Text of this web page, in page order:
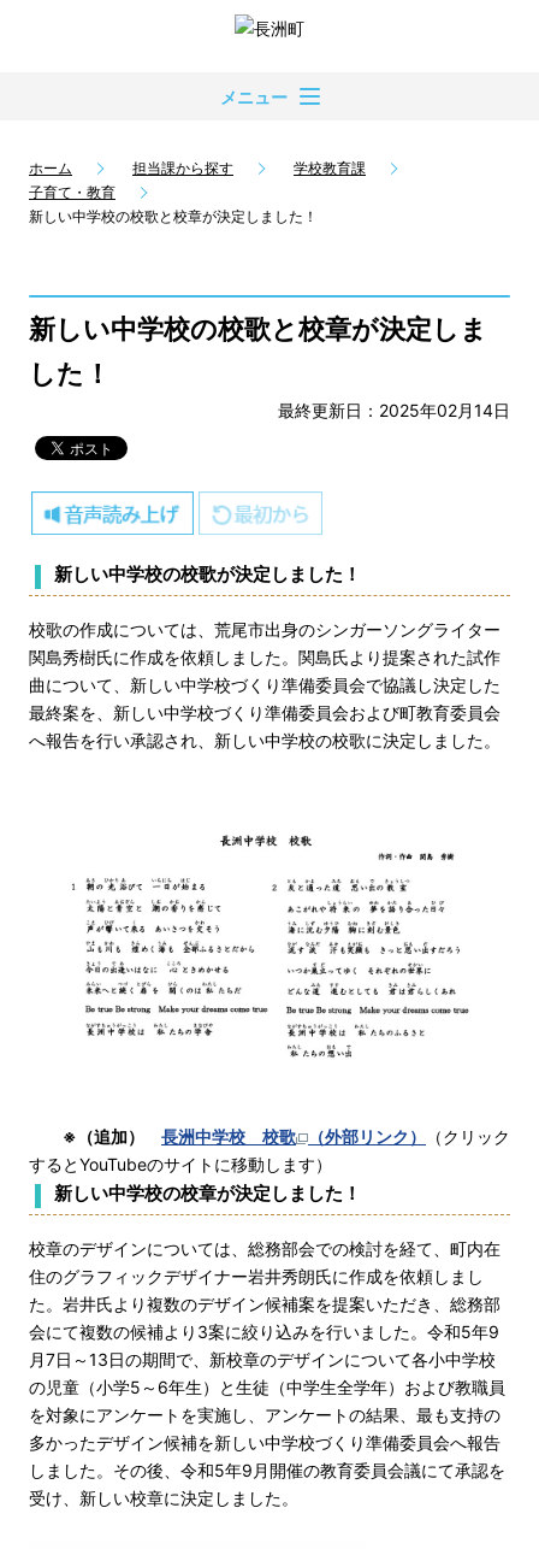
メニュー
ホーム 担当課から探す
学校教育課
子育て・教育
新しい中学校の校歌と校章が決定しました！
新しい中学校の校歌と校章が決定しま
した！
最終更新日：2025年02月14日
新しい中学校の校歌が決定しました！
校歌の作成については、荒尾市出身のシンガーソングライター
関島秀樹氏に作成を依頼しました。関島氏より提案された試作
曲について、新しい中学校づくり準備委員会で協議し決定した
最終案を、新しい中学校づくり準備委員会および町教育委員会
へ報告を行い承認され、新しい中学校の校歌に決定しました。
※（追加） 長洲中学校 校歌 （外部リンク）
（クリック
するとYouTubeのサイトに移動します）
新しい中学校の校章が決定しました！
校章のデザインについては、総務部会での検討を経て、町内在
住のグラフィックデザイナー岩井秀朗氏に作成を依頼しまし
た。岩井氏より複数のデザイン候補案を提案いただき、総務部
会にて複数の候補より3案に絞り込みを行いました。令和5年9
月7日～13日の期間で、新校章のデザインについて各小中学校
の児童（小学5～6年生）と生徒（中学生全学年）および教職員
を対象にアンケートを実施し、アンケートの結果、最も支持の
多かったデザイン候補を新しい中学校づくり準備委員会へ報告
しました。その後、令和5年9月開催の教育委員会議にて承認を
受け、新しい校章に決定しました。